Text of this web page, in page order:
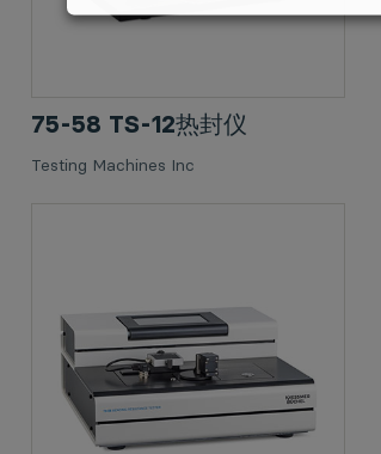
75-58 TS-12热封仪
Testing Machines Inc